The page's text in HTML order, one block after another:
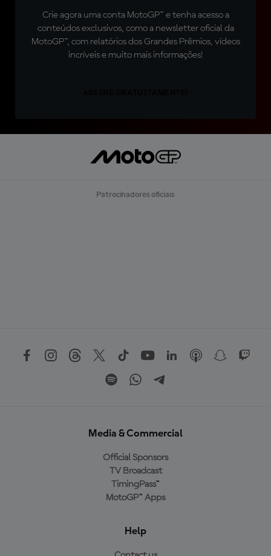
Crie agora uma conta MotoGP™ e tenha acesso a
conteúdos exclusivos, como a newsletter oficial da
MotoGP™, com relatórios dos Grandes Prêmios, vídeos
incríveis e muito mais informações!
Patrocinadores oficiais
Media & Commercial
Official Sponsors
TV Broadcast
TimingPass™
MotoGP™ Apps
Help